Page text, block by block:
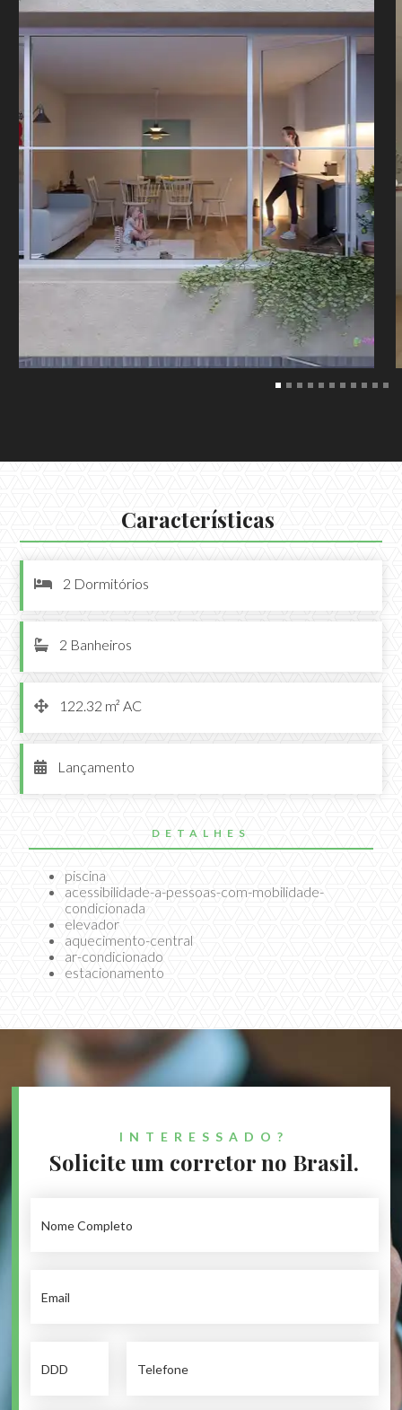
Características
 2 Dormitórios
 2 Banheiros
 122.32 m² AC
 Lançamento
DETALHES
piscina
acessibilidade-a-pessoas-com-mobilidade-
condicionada
elevador
aquecimento-central
ar-condicionado
estacionamento
INTERESSADO?
Solicite um corretor no Brasil.